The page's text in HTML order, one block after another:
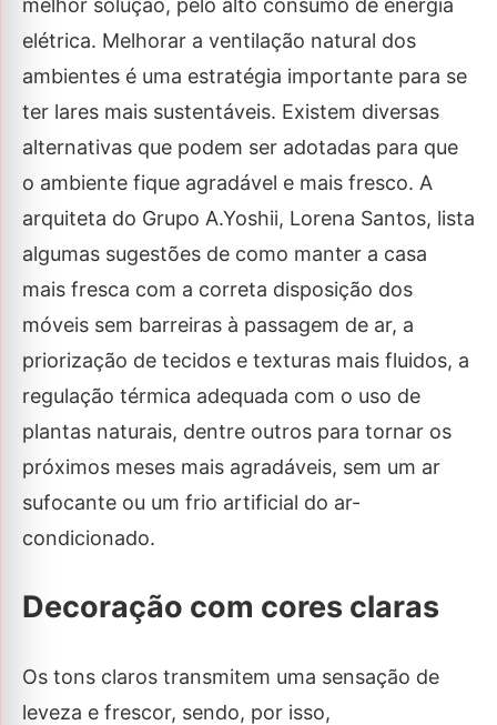
melhor solução, pelo alto consumo de energia
elétrica. Melhorar a ventilação natural dos
ambientes é uma estratégia importante para se
ter lares mais sustentáveis. Existem diversas
alternativas que podem ser adotadas para que
o ambiente fique agradável e mais fresco. A
arquiteta do Grupo A.Yoshii, Lorena Santos, lista
algumas sugestões de como manter a casa
mais fresca com a correta disposição dos
móveis sem barreiras à passagem de ar, a
priorização de tecidos e texturas mais fluidos, a
regulação térmica adequada com o uso de
plantas naturais, dentre outros para tornar os
próximos meses mais agradáveis, sem um ar
sufocante ou um frio artificial do ar-
condicionado.
Decoração com cores claras
Os tons claros transmitem uma sensação de
leveza e frescor, sendo, por isso,